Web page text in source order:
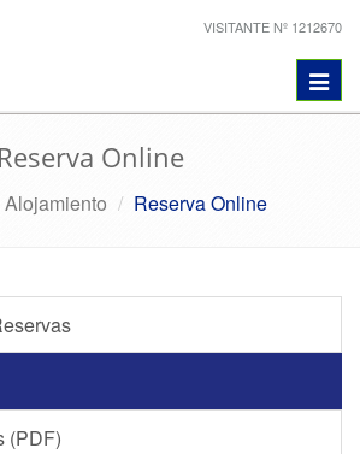
VISITANTE Nº 1212670
Reserva Online
Alojamiento Reserva Online
(PDF)